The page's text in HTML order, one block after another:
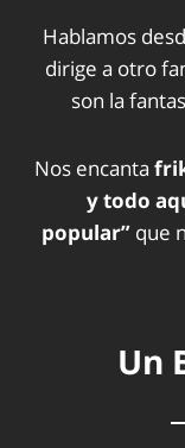
Hablamos
dirige a otro
son la
Nos encanta
y todo
popular” que
Un